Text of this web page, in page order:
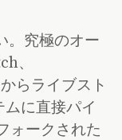
。究極のオー
、
らライブスト
に直接パイ
ォークされた